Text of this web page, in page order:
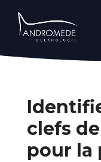
clefs
pour la